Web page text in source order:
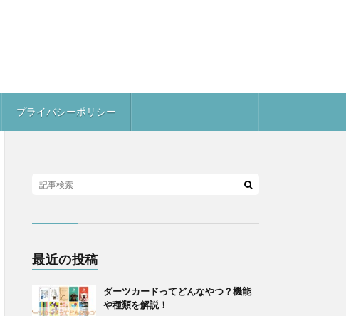
プライバシーポリシー
最近の投稿
ダーツカードってどんなやつ？機能
や種類を解説！